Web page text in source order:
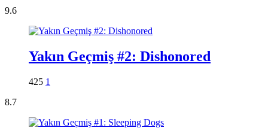
9.6
Yakın Geçmiş #2: Dishonored
425 1
8.7